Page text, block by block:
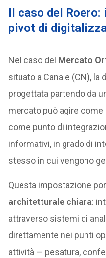
Il caso del
pivot di
Nel caso del Mercato
situato a Canale (CN),
progettata partendo da
mercato può agire come
come punto di
informativi, in grado di
stesso in cui vengono
Questa impostazione
architetturale chiara:
attraverso sistemi di
direttamente nei punti
attività — pesatura,